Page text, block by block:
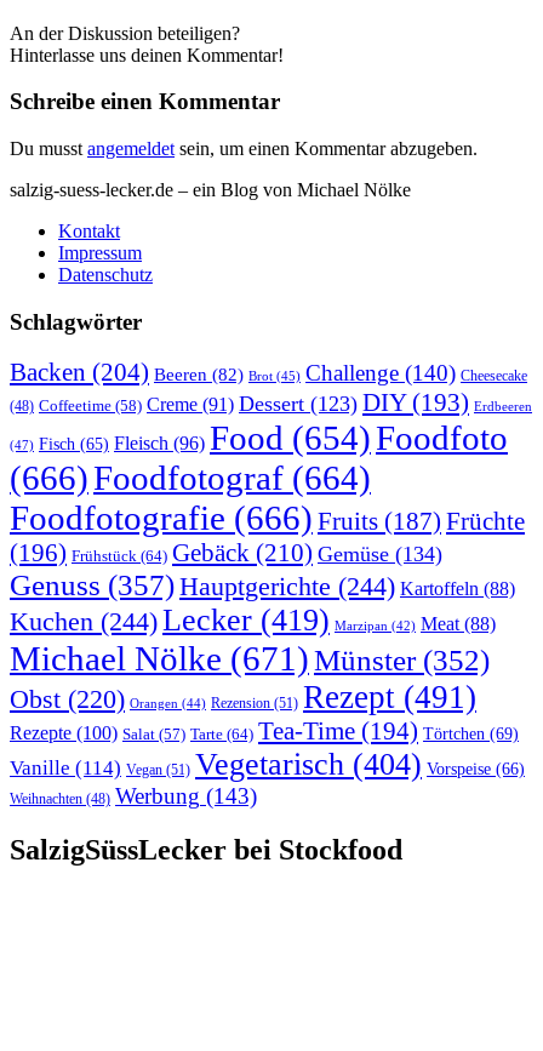
An der Diskussion beteiligen?
Hinterlasse uns deinen Kommentar!
Schreibe einen Kommentar
Du musst angemeldet sein, um einen Kommentar abzugeben.
salzig-suess-lecker.de – ein Blog von Michael Nölke
Kontakt
Impressum
Datenschutz
Schlagwörter
Backen (204) Beeren (82) Brot (45) Challenge (140) Cheesecake
(48) Coffeetime (58) Creme (91) Dessert (123) DIY(193) Erdbeeren
(47) Fisch (65) Fleisch (96) Food (654)Foodfoto
(666)Foodfotograf (664)
Foodfotografie (666) Fruits (187) Früchte
(196) Frühstück (64) Gebäck (210) Gemüse (134)
Genuss (357)Hauptgerichte (244) Kartoffeln (88)
Kuchen (244)Lecker (419) Marzipan (42) Meat(88)
Michael Nölke (671)Münster(352)
Obst (220) Orangen (44) Rezension (51) Rezept (491)
Rezepte (100) Salat (57) Tarte (64) Tea-Time (194) Törtchen (69)
Vanille (114) Vegan (51) Vegetarisch (404) Vorspeise (66)
Weihnachten (48) Werbung (143)
SalzigSüssLecker bei Stockfood